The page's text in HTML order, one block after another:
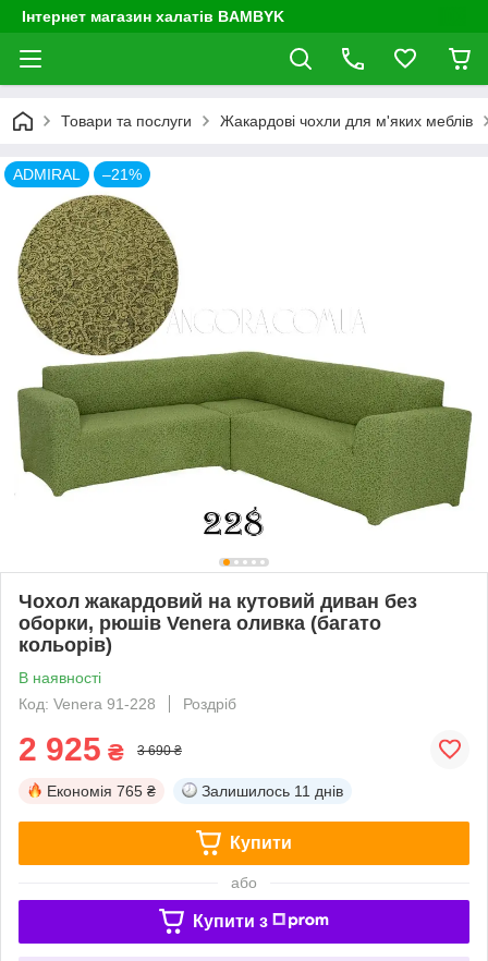
Інтернет магазин халатів BAMBYK
Товари та послуги Жакардові чохли для м'яких меблів
ADMIRAL –21%
Чохол жакардовий на кутовий диван без
оборки, рюшів Venera оливка (багато
кольорів)
В наявності
Код: Venera 91-228
Роздріб
2 925 ₴ 3 690 ₴
Економія 765 ₴ Залишилось 11 днів
Купити
або
Купити з